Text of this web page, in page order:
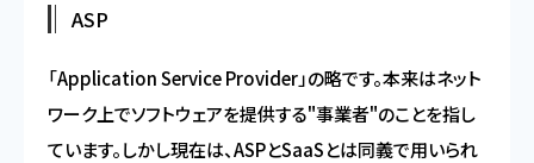
ASP
「Application Service Provider」の略です。本来はネット
ワーク上でソフトウェアを提供する"事業者"のことを指し
ています。しかし現在は、ASPとSaaSとは同義で用いられ